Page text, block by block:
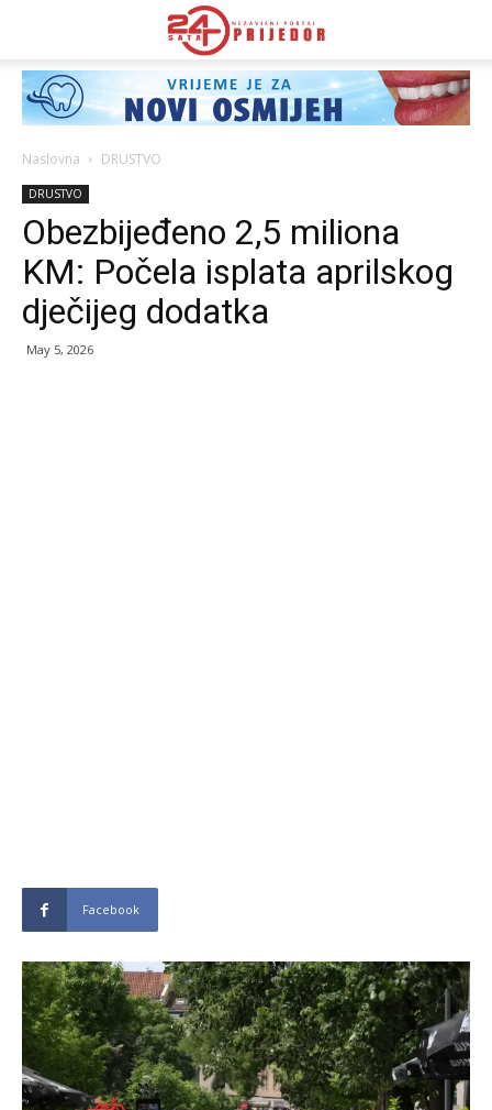
Naslovna DRUSTVO
DRUSTVO
Obezbijeđeno 2,5 miliona
KM: Počela isplata aprilskog
dječijeg dodatka
May 5, 2026
Facebook